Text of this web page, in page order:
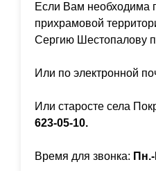
Если Вам необходима
прихрамовой
Сергию Шестопалову
Или по электронной
Или старосте села
623-05-10.
Время для звонка: